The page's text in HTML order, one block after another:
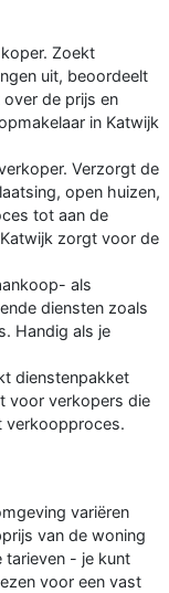
Zoekt
uit, beoordeelt
de prijs en
in Katwijk
Verzorgt de
open huizen,
tot aan de
zorgt voor de
als
diensten zoals
Handig als je
dienstenpakket
voor verkopers die
verkoopproces.
variëren
van de woning
tarieven - je kunt
voor een vast